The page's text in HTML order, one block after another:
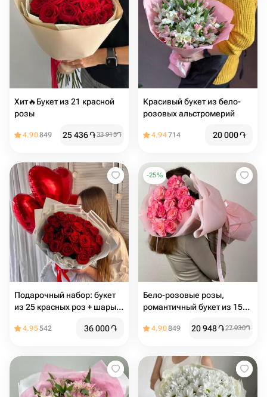
Хит🔥Букет из 21 красной
розы
4.90849 25 436֏33 915֏
Красивый букет из бело-
розовых альстромерий
4.94714 20 000֏
Подарочный набор: букет
из 25 красных роз + шары с
4.95542 36 000֏
-25%
Бело-розовые розы,
романтичный букет из 15
4.90849 20 948֏27 930֏